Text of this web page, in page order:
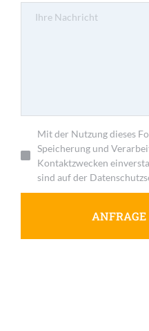
Mit der Nutzung dieses
Speicherung und
Kontaktzwecken
sind auf der
ANFRAGE